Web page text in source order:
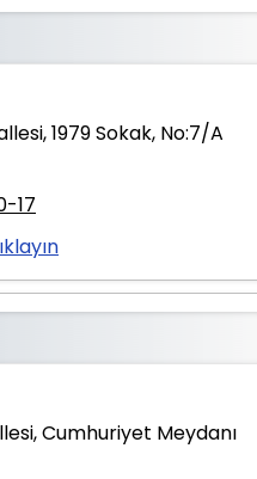
1979 Sokak, No:7/A
17
Cumhuriyet Meydanı